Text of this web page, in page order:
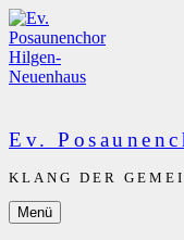
Zum
Inhalt
springen
Ev.
KLANG DER
Menü